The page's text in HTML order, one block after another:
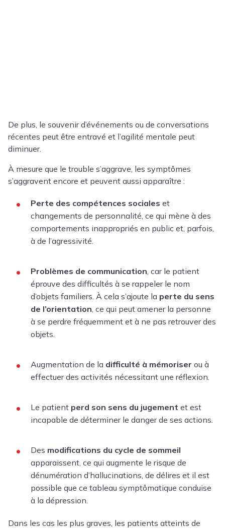
De plus, le souvenir d’événements ou de conversations
récentes peut être entravé et l’agilité mentale peut
diminuer.
À mesure que le trouble s’aggrave, les symptômes
s’aggravent encore et peuvent aussi apparaître :
Perte des compétences sociales et
changements de personnalité, ce qui mène à des
comportements inappropriés en public et, parfois,
à de l’agressivité.
Problèmes de communication , car le patient
éprouve des difficultés à se rappeler le nom
d’objets familiers. À cela s’ajoute la perte du sens
de l’orientation , ce qui peut amener la personne
à se perdre fréquemment et à ne pas retrouver des
objets.
Augmentation de la difficulté à mémoriser ou à
effectuer des activités nécessitant une réflexion.
Le patient perd son sens du jugement et est
incapable de déterminer le danger de ses actions.
Des modifications du cycle de sommeil
apparaissent, ce qui augmente le risque de
dénumération d’hallucinations, de délires et il est
possible que ce tableau symptômatique conduise
à la dépression.
Dans les cas les plus graves, les patients atteints de